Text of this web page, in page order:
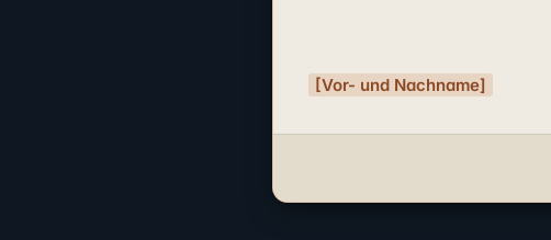
[Vor- und Nachname]